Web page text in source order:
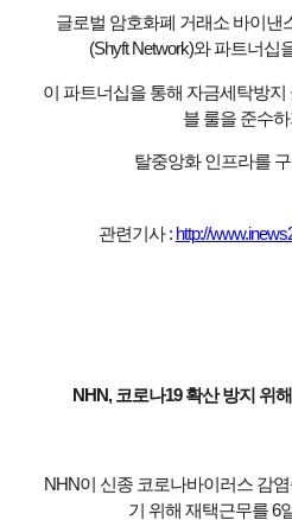
글로벌 암호화폐 거래소 바이낸
(Shyft Network)와 파트너십
이 파트너십을 통해 자금세탁방지
블 룰을 준수
탈중앙화 인프라를
관련기사 : http://
NHN, 코로나19 확산 방지 위
NHN이 신종 코로나바이러스 감
기 위해 재택근무를 6